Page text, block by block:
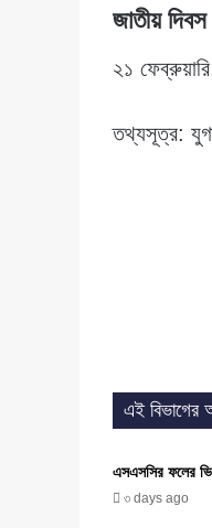
জাতীয়
২১
তথ্যসূত্র:
এই বিভাগের
এসএসসির ফলের
৩ days ago